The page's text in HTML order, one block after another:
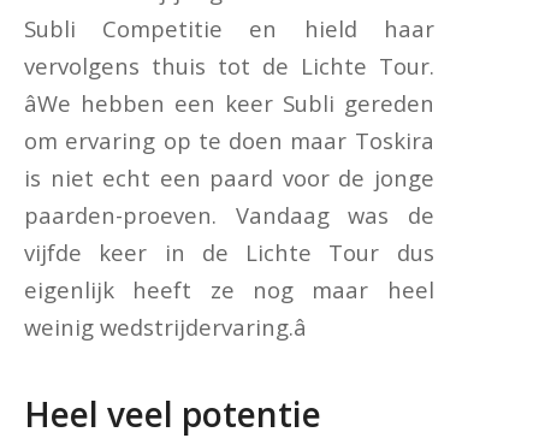
Subli Competitie en hield haar
vervolgens thuis tot de Lichte Tour.
âWe hebben een keer Subli gereden
om ervaring op te doen maar Toskira
is niet echt een paard voor de jonge
paarden-proeven. Vandaag was de
vijfde keer in de Lichte Tour dus
eigenlijk heeft ze nog maar heel
weinig wedstrijdervaring.â
Heel veel potentie